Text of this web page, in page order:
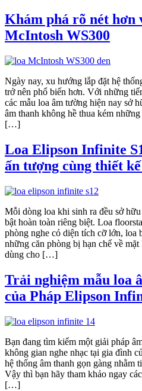
Khám phá rõ nét hơn
McIntosh WS300
Ngày nay, xu hướng lắp đặt hệ
trở nên phổ biến hơn. Với những
các mẫu loa âm tường hiện nay sở
âm thanh không hề thua kém
[…]
Loa Elipson Infinite
ấn tượng cùng thiết
Mỗi dòng loa khi sinh ra đều sở
bật hoàn toàn riêng biệt. Loa
phòng nghe có diện tích cỡ lớn, loa
những căn phòng bị hạn chế về
dùng cho […]
Trải nghiệm mẫu loa
của Pháp Elipson
Bạn đang tìm kiếm một giải pháp
không gian nghe nhạc tại gia đình
hệ thống âm thanh gọn gàng nhằm
Vậy thì bạn hãy tham khảo ngay
[…]